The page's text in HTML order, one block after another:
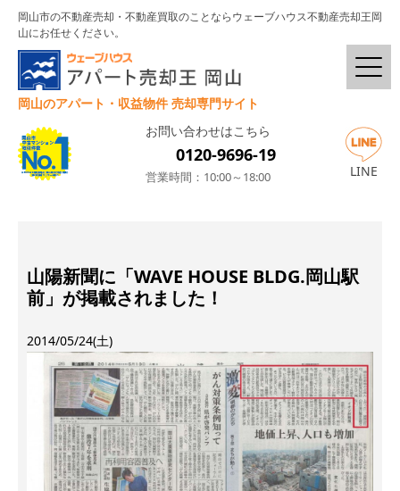
岡山市の不動産売却・不動産買取のことならウェーブハウス不動産売却王岡
山にお任せください。
岡山のアパート・収益物件 売却専門サイト
お問い合わせはこちら
0120-9696-19
営業時間：10:00～18:00 LINE
山陽新聞に「WAVE HOUSE BLDG.岡山駅
前」が掲載されました！
2014/05/24(土)